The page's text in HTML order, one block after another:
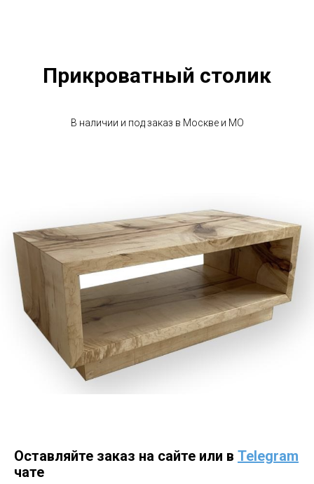
Прикроватный столик
В наличии и под заказ в Москве и МО
Оставляйте заказ на сайте или в Telegram
чате